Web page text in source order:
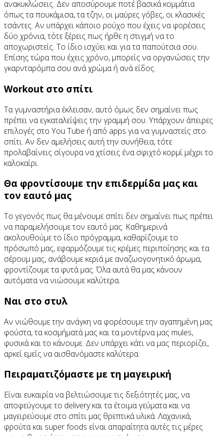
ανακυκλώσεις. Δεν αποσύρουμε ποτέ βασικά κομμάτια
όπως τα πουκάμισα, τα τζην, οι μαύρες γόβες, οι κλασικές
τσάντες. Αν υπάρχει κάποιο ρούχο που έχεις να φορέσεις
δύο χρόνια, τότε ξέρεις πως ήρθε η στιγμή να το
αποχωριστείς. Το ίδιο ισχύει και για τα παπούτσια σου.
Επίσης τώρα που έχεις χρόνο, μπορείς να οργανώσεις την
γκαρνταρόμπα σου ανά χρώμα ή ανά είδος.
Workout στο σπίτι
Τα γυμναστήρια έκλεισαν, αυτό όμως δεν σημαίνει πως
πρέπει να εγκαταλείψεις την γραμμή σου. Υπάρχουν άπειρες
επιλογές στο You Tube ή από apps για να γυμναστείς στο
σπίτι. Αν δεν αμελήσεις αυτή την συνήθεια, τότε
προλαβαίνεις σίγουρα να χτίσεις ένα σφιχτό κορμί μέχρι το
καλοκαίρι.
Θα φροντίσουμε την επιδερμίδα μας και
τον εαυτό μας
Το γεγονός πως θα μένουμε σπίτι δεν σημαίνει πως πρέπει
να παραμελήσουμε τον εαυτό μας. Καθημερινά
ακολουθούμε το ίδιο πρόγραμμα, καθαρίζουμε το
πρόσωπό μας, εφαρμόζουμε τις κρέμες περιποίησης και τα
σέρουμ μας, ανάβουμε κεριά με αναζωογονητικό άρωμα,
φροντίζουμε τα φυτά μας. Όλα αυτά θα μας κάνουν
αυτόματα να νιώσουμε καλύτερα.
Ναι στο στυλ
Αν νιώθουμε την ανάγκη να φορέσουμε την αγαπημένη μας
φούστα, τα κοσμήματά μας και τα μοντέρνα μας mules,
φυσικά και το κάνουμε. Δεν υπάρχει κάτι να μας περιορίζει,
αρκεί εμείς να αισθανόμαστε καλύτερα.
Πειραματιζόμαστε με τη μαγειρική
Είναι ευκαιρία να βελτιώσουμε τις δεξιότητές μας, να
αποφεύγουμε το delivery και τα έτοιμα γεύματα και να
μαγειρεύουμε στο σπίτι μας θρεπτικά υλικά. Λαχανικά,
φρούτα και super foods είναι απαραίτητα αυτές τις μέρες